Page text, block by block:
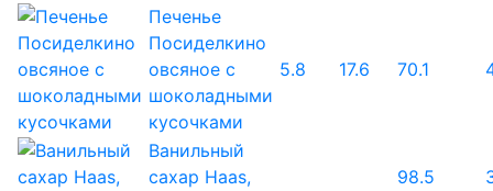
Печенье
Посиделкино
овсяное с
шоколадными
кусочками
5.8 17.6 70.1
Ванильный
сахар Haas,
98.5